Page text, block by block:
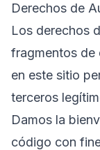
Derechos de
Los derechos
fragmentos
en este sitio
terceros
Damos la
código con